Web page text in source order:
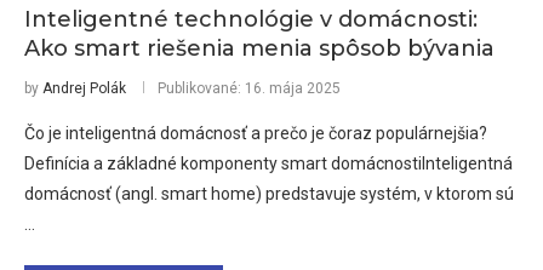
Inteligentné technológie v domácnosti:
Ako smart riešenia menia spôsob bývania
by Andrej Polák Publikované: 16. mája 2025
Čo je inteligentná domácnosť a prečo je čoraz populárnejšia?
Definícia a základné komponenty smart domácnostiInteligentná
domácnosť (angl. smart home) predstavuje systém, v ktorom sú